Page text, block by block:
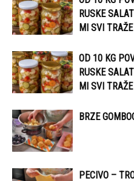
RUSKE
MI SVI
OD 10 KG
RUSKE
MI SVI
BRZE
PECIVO –